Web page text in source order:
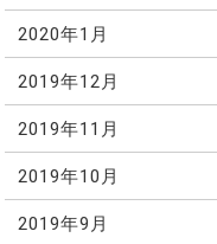
2020年1月
2019年12月
2019年11月
2019年10月
2019年9月